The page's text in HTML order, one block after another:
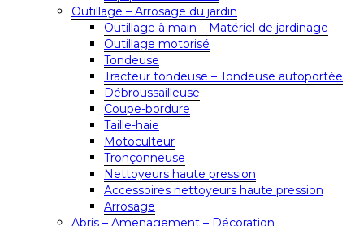
Outillage – Arrosage du jardin
Outillage à main – Matériel de jardinage
Outillage motorisé
Tondeuse
Tracteur tondeuse – Tondeuse autoportée
Débroussailleuse
Coupe-bordure
Taille-haie
Motoculteur
Tronçonneuse
Nettoyeurs haute pression
Accessoires nettoyeurs haute pression
Arrosage
Abris – Amenagement – Décoration